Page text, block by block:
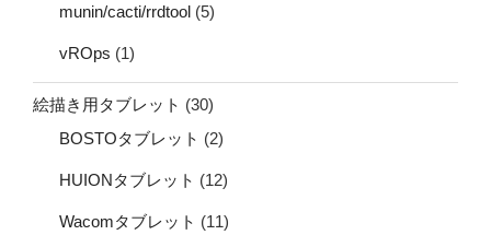
munin/cacti/rrdtool (5)
vROps (1)
絵描き用タブレット (30)
BOSTOタブレット (2)
HUIONタブレット (12)
Wacomタブレット (11)